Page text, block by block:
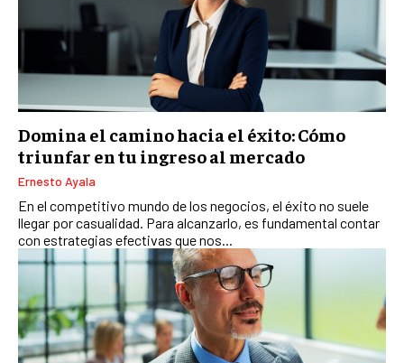
BLOG
Domina el camino hacia el éxito: Cómo
triunfar en tu ingreso al mercado
Ernesto Ayala
En el competitivo mundo de los negocios, el éxito no suele
llegar por casualidad. Para alcanzarlo, es fundamental contar
con estrategias efectivas que nos...